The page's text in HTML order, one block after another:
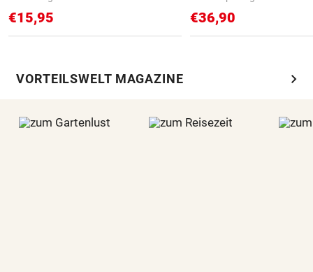
€15,95 €36,90
VORTEILSWELT MAGAZINE chevron_right